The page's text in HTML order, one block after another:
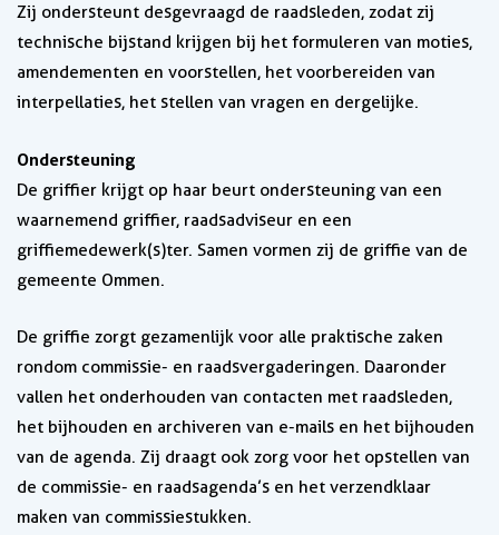
Zij ondersteunt desgevraagd de raadsleden, zodat zij
technische bijstand krijgen bij het formuleren van moties,
amendementen en voorstellen, het voorbereiden van
interpellaties, het stellen van vragen en dergelijke.
Ondersteuning
De griffier krijgt op haar beurt ondersteuning van een
waarnemend griffier, raadsadviseur en een
griffiemedewerk(s)ter. Samen vormen zij de griffie van de
gemeente Ommen.
De griffie zorgt gezamenlijk voor alle praktische zaken
rondom commissie- en raadsvergaderingen. Daaronder
vallen het onderhouden van contacten met raadsleden,
het bijhouden en archiveren van e-mails en het bijhouden
van de agenda. Zij draagt ook zorg voor het opstellen van
de commissie- en raadsagenda’s en het verzendklaar
maken van commissiestukken.